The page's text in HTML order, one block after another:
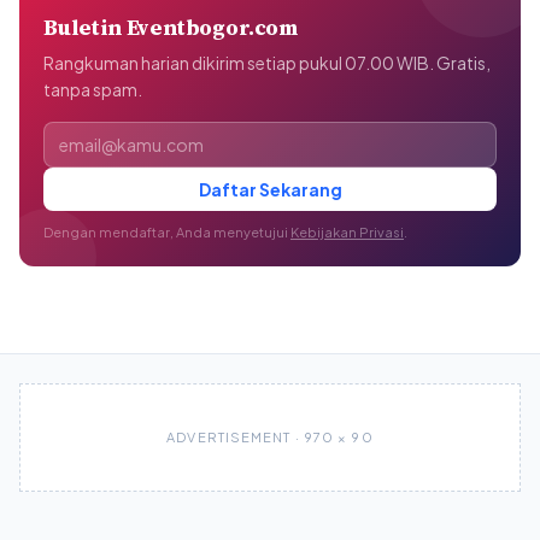
Buletin Eventbogor.com
Rangkuman harian dikirim setiap pukul 07.00 WIB. Gratis,
tanpa spam.
Alamat email
Daftar Sekarang
Dengan mendaftar, Anda menyetujui Kebijakan Privasi
ADVERTISEMENT · 970 × 90